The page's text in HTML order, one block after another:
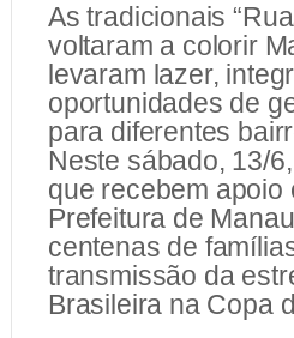
As tradicionais
voltaram a colorir
levaram lazer,
oportunidades de
para diferentes
Neste sábado, 13/
que recebem apoio
Prefeitura de
centenas de
transmissão da
Brasileira na Copa